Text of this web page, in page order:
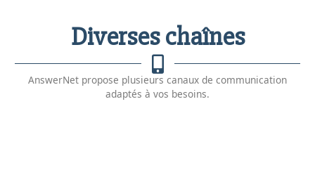
Diverses chaînes
AnswerNet propose plusieurs canaux de communication
adaptés à vos besoins.